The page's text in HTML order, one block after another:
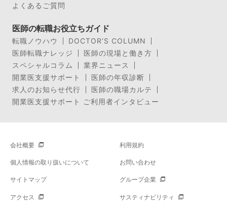
よくあるご質問
医師の転職お役立ちガイド
転職ノウハウ
DOCTOR’S COLUMN
医師転職ナレッジ
医師の現場と働き方
スペシャルコラム
業界ニュース
開業医支援サポート
医師の年収診断
求人のお知らせ代行
医師の職場カルテ
開業医支援サポート ご利用者インタビュー
会社概要 利用規約
個人情報の取り扱いについて お問い合わせ
サイトマップ グループ企業
アクセス サスティナビリティ